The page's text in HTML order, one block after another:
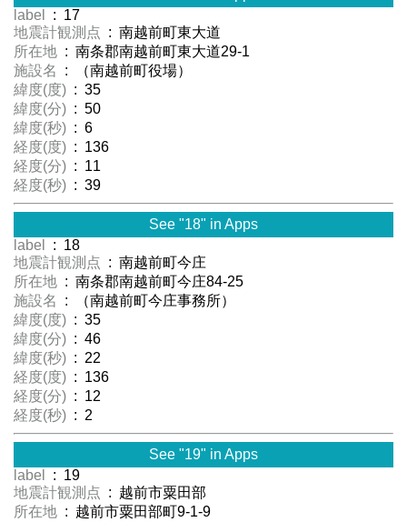
label
: 17
地震計観測点 : 南越前町東大道
所在地 : 南条郡南越前町東大道29-1
施設名
: （南越前町役場）
緯度(度) : 35
緯度(分) : 50
緯度(秒) : 6
経度(度) : 136
経度(分) : 11
経度(秒) : 39
See "18" in Apps
label
: 18
地震計観測点 : 南越前町今庄
所在地 : 南条郡南越前町今庄84-25
施設名
: （南越前町今庄事務所）
緯度(度) : 35
緯度(分) : 46
緯度(秒) : 22
経度(度) : 136
経度(分) : 12
経度(秒) : 2
See "19" in Apps
label
: 19
地震計観測点 : 越前市粟田部
所在地 : 越前市粟田部町9-1-9